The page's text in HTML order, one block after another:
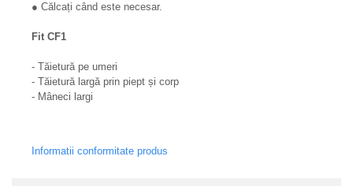
● Călcați când este necesar.
Fit CF1
- Tăietură pe umeri
- Tăietură largă prin piept și corp
- Mâneci largi
Informatii conformitate produs